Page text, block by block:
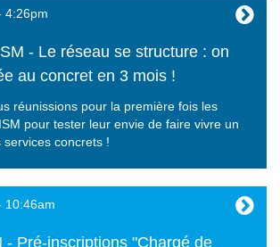
4:26pm
- Le réseau se structure : on
au concret en 3 mois !
réunissions pour la première fois les
pour tester leur envie de faire vivre un
concrets !
10:46am
- Pré-inscriptions "Chargé de